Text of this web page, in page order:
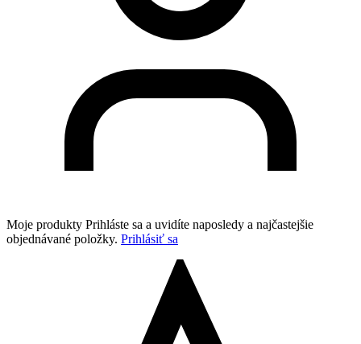
Moje produkty Prihláste sa a uvidíte naposledy a najčastejšie
objednávané položky. Prihlásiť sa